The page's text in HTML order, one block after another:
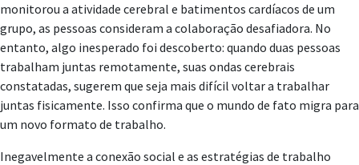
monitorou a atividade cerebral e batimentos cardíacos de um
grupo, as pessoas consideram a colaboração desafiadora. No
entanto, algo inesperado foi descoberto: quando duas pessoas
trabalham juntas remotamente, suas ondas cerebrais
constatadas, sugerem que seja mais difícil voltar a trabalhar
juntas fisicamente. Isso confirma que o mundo de fato migra para
um novo formato de trabalho.
Inegavelmente a conexão social e as estratégias de trabalho